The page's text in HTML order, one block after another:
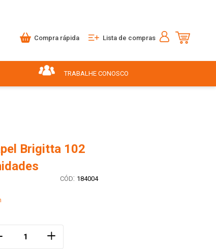
Compra rápida Lista de compras
TRABALHE CONOSCO
Brigitta 102
: 184004
＋